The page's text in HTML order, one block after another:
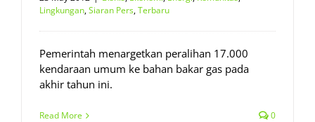
Lingkungan,Siaran Pers,Terbaru
Pemerintah menargetkan peralihan 17.000
kendaraan umum ke bahan bakar gas pada
akhir tahun ini.
Read More 0